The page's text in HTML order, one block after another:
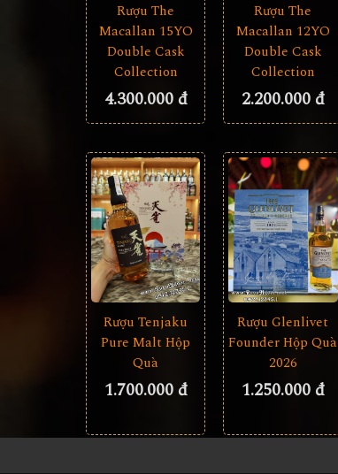
Rượu The
Macallan 15YO
Double Cask
Collection
4.300.000 đ
Rượu The
Macallan 12YO
Double Cask
Collection
2.200.000 đ
Rượu Tenjaku
Pure Malt Hộp
Quà
1.700.000 đ
Rượu Glenlivet
Founder Hộp Quà
2026
1.250.000 đ